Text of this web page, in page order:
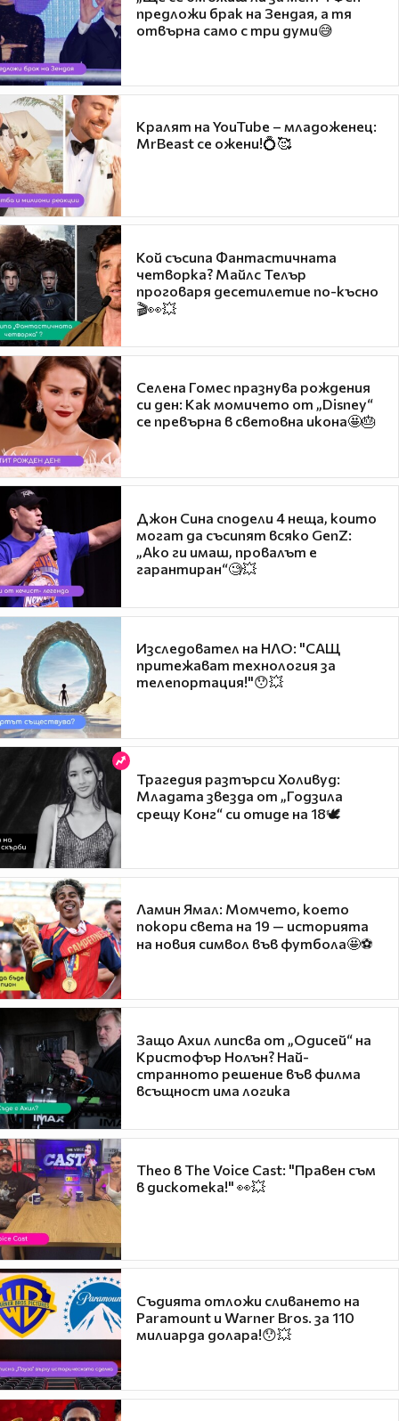
предложи брак на Зендая, а тя
отвърна само с три думи😅
Кралят на YouTube – младоженец:
MrBeast се ожени!💍🥰
Кой съсипа Фантастичната
четворка? Майлс Телър
проговаря десетилетие по-късно
🎬👀💥
Селена Гомес празнува рождения
си ден: Как момичето от „Disney“
се превърна в световна икона🤩🎂
Джон Сина сподели 4 неща, които
могат да съсипят всяко GenZ:
„Ако ги имаш, провалът е
гарантиран“🧐💥
Изследовател на НЛО: "САЩ
притежават технология за
телепортация!"😯💥
Трагедия разтърси Холивуд:
Младата звезда от „Годзила
срещу Конг“ си отиде на 18🕊️
Ламин Ямал: Момчето, което
покори света на 19 — историята
на новия символ във футбола🤩⚽
Защо Ахил липсва от „Одисей“ на
Кристофър Нолън? Най-
странното решение във филма
всъщност има логика
Theo в The Voice Cast: "Правен съм
в дискотека!" 👀💥
Съдията отложи сливането на
Paramount и Warner Bros. за 110
милиарда долара!😯💥